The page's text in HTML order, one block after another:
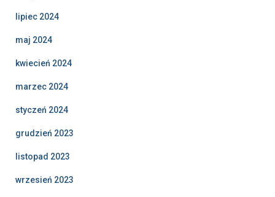
lipiec 2024
maj 2024
kwiecień 2024
marzec 2024
styczeń 2024
grudzień 2023
listopad 2023
wrzesień 2023